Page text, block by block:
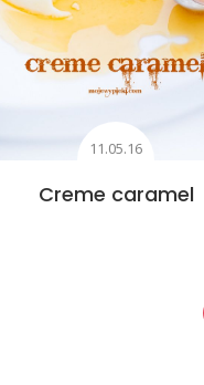
11.05.16
Creme caramel